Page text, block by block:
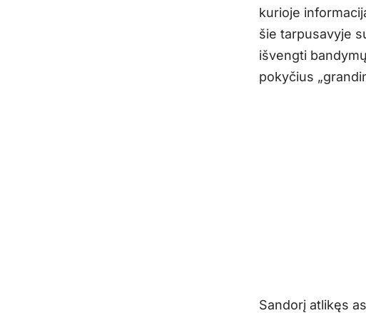
kurioje
šie tarpusavyje
išvengti
pokyčius
Sandorį atlikęs